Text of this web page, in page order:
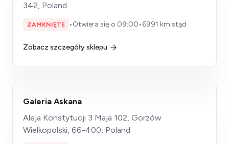
342, Poland
ZAMKNIĘTE •Otwiera się o 09:00•6991 km stąd
Zobacz szczegóły sklepu
Galeria Askana
Aleja Konstytucji 3 Maja 102, Gorzów
Wielkopolski, 66-400, Poland